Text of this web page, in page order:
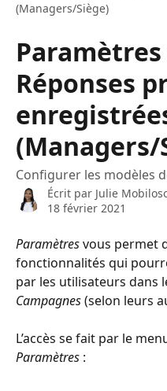
(Managers/Siège)
Réponses
(Managers/
Configurer les modèles
Écrit par Julie
18 février 2021
Paramètres vous permet
fonctionnalités qui
par les utilisateurs dans
Campagnes (selon leurs
L’accès se fait par le
Paramètres :